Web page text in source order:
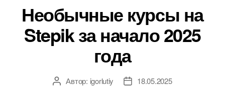
Необычные курсы на
Stepik за начало 2025
года
АвторАвтор: igorlutiy
Дата18.05.2025